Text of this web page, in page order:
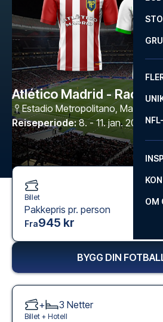
OM
Atlético Madrid - Racing
Estadio Metropolitano, Madrid
Reiseperiode: 8. - 11. jan. 2027
Billet
Pakkepris pr. person
Fra945 kr
BYGG DIN
+ 3 Netter
Billet + Hotell